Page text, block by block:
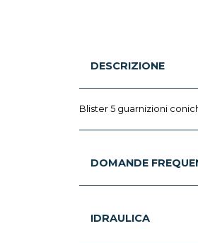
DESCRIZIONE
Blister 5 guarnizioni
DOMANDE
IDRAULICA